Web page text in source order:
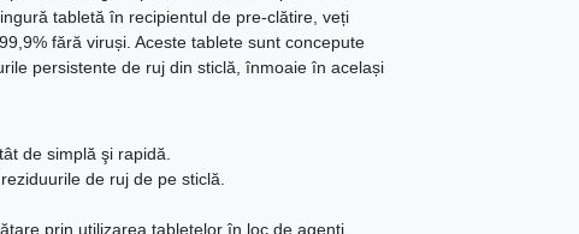
tabletă în recipientul de pre-clătire, veți
fără viruși. Aceste tablete sunt concepute
persistente de ruj din sticlă, înmoaie în același
de simplă şi rapidă.
de ruj de pe sticlă.
prin utilizarea tabletelor în loc de agenți